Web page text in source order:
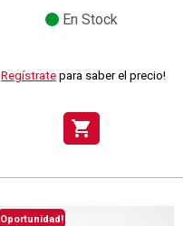
En Stock
Regístrate para saber el precio!
shopping_cart
Oportunidad!